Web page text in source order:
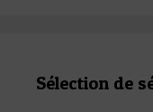
Sélection de